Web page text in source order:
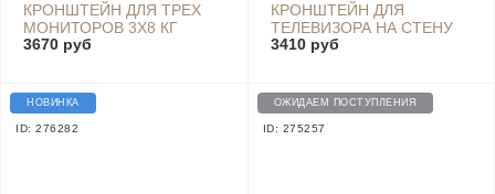
КРОНШТЕЙН ДЛЯ ТРЕХ
МОНИТОРОВ 3Х8 КГ
13"-27" VESA 100X100
3670 руб
КРОНШТЕЙН ДЛЯ
ТЕЛЕВИЗОРА НА СТЕНУ
ПОВОРОТНЫЙ GODOO
3410 руб
НОВИНКА
ID: 276282
ОЖИДАЕМ ПОСТУПЛЕНИЯ
ID: 275257